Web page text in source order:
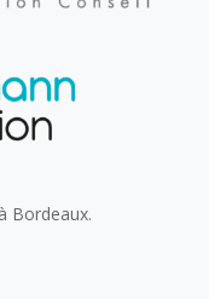
Bordeaux.